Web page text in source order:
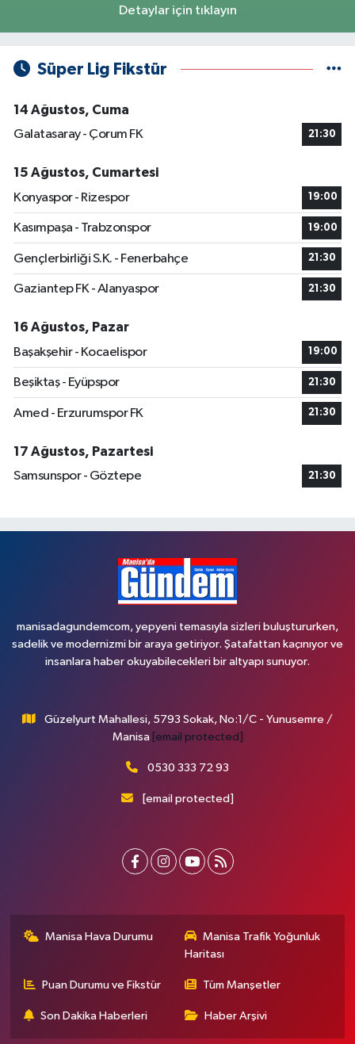
Detaylar için tıklayın
Süper Lig Fikstür
14 Ağustos, Cuma
Galatasaray - Çorum FK
21:30
15 Ağustos, Cumartesi
Konyaspor - Rizespor
19:00
Kasımpaşa - Trabzonspor 19:00
Gençlerbirliği S.K. - Fenerbahçe 21:30
Gaziantep FK - Alanyaspor 21:30
16 Ağustos, Pazar
Başakşehir - Kocaelispor
19:00
Beşiktaş - Eyüpspor 21:30
Amed - Erzurumspor FK 21:30
17 Ağustos, Pazartesi
Samsunspor - Göztepe
21:30
manisadagundemcom, yepyeni temasıyla sizleri buluştururken,
sadelik ve modernizmi bir araya getiriyor. Şatafattan kaçınıyor ve
insanlara haber okuyabilecekleri bir altyapı sunuyor.
Güzelyurt Mahallesi, 5793 Sokak, No:1/C - Yunusemre /
Manisa [email protected]
0530 333 72 93
[email protected]
Manisa Hava Durumu
Manisa Trafik Yoğunluk
Haritası
Puan Durumu ve Fikstür Tüm Manşetler
Son Dakika Haberleri Haber Arşivi